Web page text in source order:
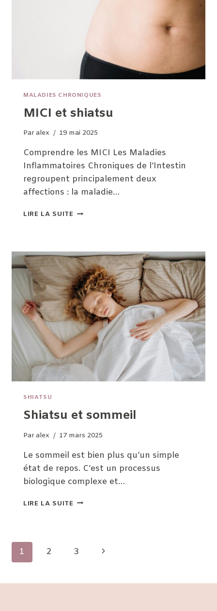
MALADIES CHRONIQUES
MICI et shiatsu
Paralex 19 mai 2025
Comprendre les MICI Les Maladies
Inflammatoires Chroniques de l’Intestin
regroupent principalement deux
affections : la maladie…
LIRE LA SUITE MICI
SHIATSU
Shiatsu et sommeil
Paralex 17 mars 2025
Le sommeil est bien plus qu’un simple
état de repos. C’est un processus
biologique complexe et…
LIRE LA SUITE SHIATSU
Navigation
de
page
1 2 3
Page